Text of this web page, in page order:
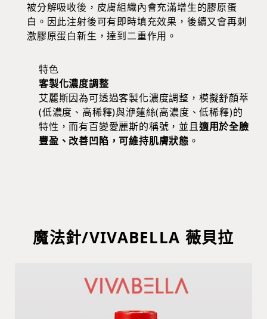
被分解吸收後，皮膚組織內會充滿增生的膠原蛋
白。因此注射後可有即時填充效果，後續又會再刺
激膠原蛋白新生，達到二重作用。
特色
客製化濃度調整
艾麗斯因為可透過客製化濃度調整，模擬舒顏萃
(低濃度、高稀釋)與洢蓮絲(高濃度、低稀釋)的
特性，而有百變愛麗斯的稱號，並且適用於全臉
豐盈、改善凹陷，可維持肌膚狀態 。
魔法針/VIVABELLA 薇貝拉